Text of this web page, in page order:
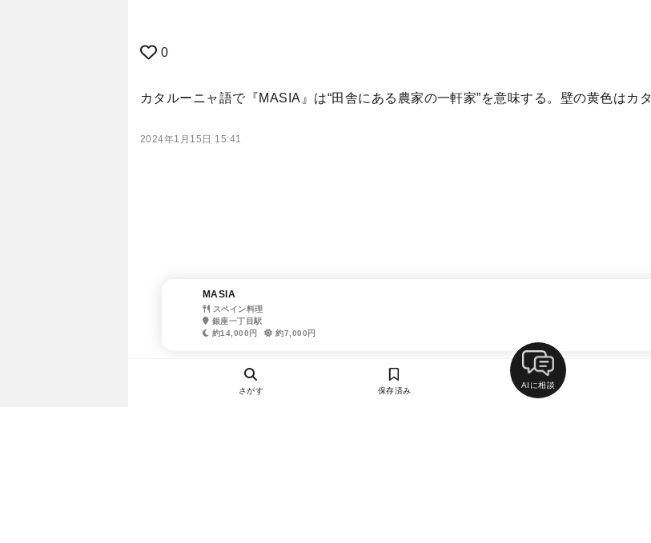
0
カタルーニャ語で『MASIA』は“田舎にある農家の一軒家”を意味する。壁の黄色はカ
2024年1月15日 15:41
MASIA
スペイン料理
銀座一丁目駅
約14,000円
約7,000円
さがす 保存済み
AIに相談